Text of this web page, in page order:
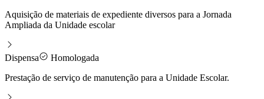
Aquisição de materiais de expediente diversos para a Jornada
Ampliada da Unidade escolar
Dispensa
Homologada
Prestação de serviço de manutenção para a Unidade Escolar.